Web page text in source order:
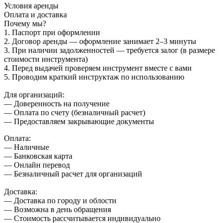
Условия аренды
Оплата и доставка
Почему мы?
1. Паспорт при оформлении
2. Договор аренды — оформление занимает 2–3 минуты
3. При наличии задолженностей — требуется залог (в размере
стоимости инструмента)
4. Перед выдачей проверяем инструмент вместе с вами
5. Проводим краткий инструктаж по использованию
Для организаций:
— Доверенность на получение
— Оплата по счету (безналичный расчет)
— Предоставляем закрывающие документы
Оплата:
— Наличные
— Банковская карта
— Онлайн перевод
— Безналичный расчет для организаций
Доставка:
— Доставка по городу и облости
— Возможна в день обращения
— Стоимость рассчитывается индивидуально